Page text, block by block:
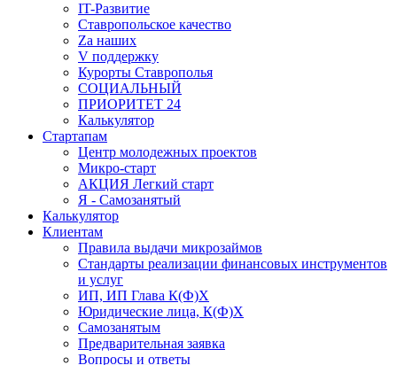
IT-Развитие
Ставропольское качество
Za наших
V поддержку
Курорты Ставрополья
СОЦИАЛЬНЫЙ
ПРИОРИТЕТ 24
Калькулятор
Стартапам
Центр молодежных проектов
Микро-старт
АКЦИЯ Легкий старт
Я - Самозанятый
Калькулятор
Клиентам
Правила выдачи микрозаймов
Стандарты реализации финансовых инструментов
и услуг
ИП, ИП Глава К(Ф)Х
Юридические лица, К(Ф)Х
Самозанятым
Предварительная заявка
Вопросы и ответы